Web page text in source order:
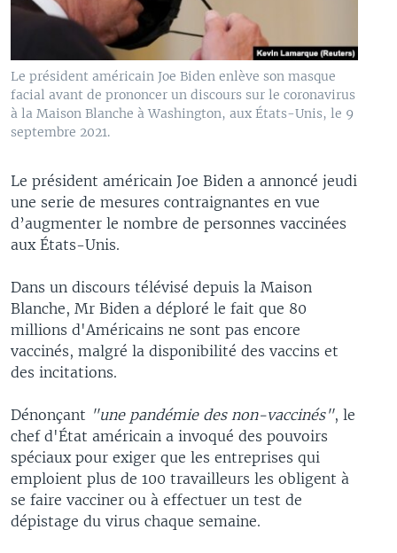
Le président américain Joe Biden enlève son masque
facial avant de prononcer un discours sur le coronavirus
à la Maison Blanche à Washington, aux États-Unis, le 9
septembre 2021.
Le président américain Joe Biden a annoncé jeudi
une serie de mesures contraignantes en vue
d’augmenter le nombre de personnes vaccinées
aux États-Unis.
Dans un discours télévisé depuis la Maison
Blanche, Mr Biden a déploré le fait que 80
millions d'Américains ne sont pas encore
vaccinés, malgré la disponibilité des vaccins et
des incitations.
Dénonçant "une pandémie des non-vaccinés", le
chef d'État américain a invoqué des pouvoirs
spéciaux pour exiger que les entreprises qui
emploient plus de 100 travailleurs les obligent à
se faire vacciner ou à effectuer un test de
dépistage du virus chaque semaine.